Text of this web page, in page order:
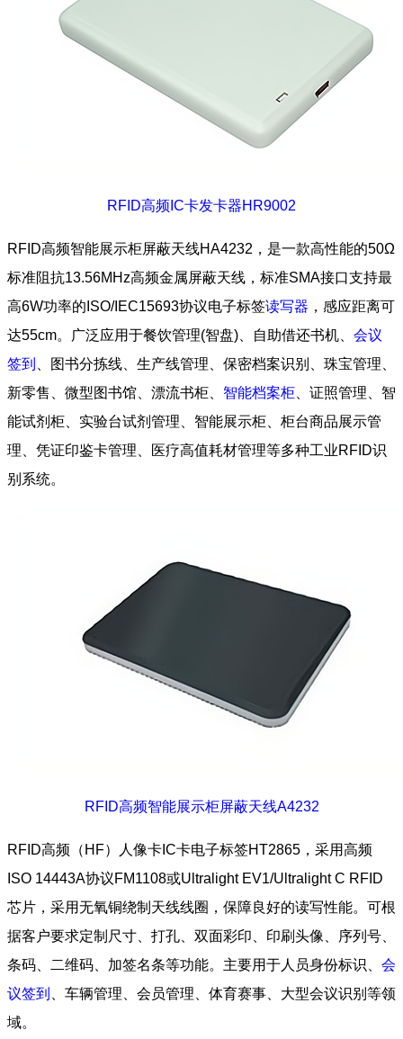
RFID高频IC卡发卡器HR9002
RFID高频智能展示柜屏蔽天线HA4232，是一款高性能的50Ω
标准阻抗13.56MHz高频金属屏蔽天线，标准SMA接口支持最
高6W功率的ISO/IEC15693协议电子标签读写器 ，感应距离可
达55cm。广泛应用于餐饮管理(智盘)、自助借还书机、 会议
签到
、图书分拣线、生产线管理、保密档案识别、珠宝管理、
新零售、微型图书馆、漂流书柜、 智能档案柜 、证照管理、智
能试剂柜、实验台试剂管理、智能展示柜、柜台商品展示管
理、凭证印鉴卡管理、医疗高值耗材管理等多种工业RFID识
别系统。
RFID高频智能展示柜屏蔽天线A4232
RFID高频（HF）人像卡IC卡电子标签HT2865，采用高频
ISO 14443A协议FM1108或Ultralight EV1/Ultralight C RFID
芯片，采用无氧铜绕制天线线圈，保障良好的读写性能。可根
据客户要求定制尺寸、打孔、双面彩印、印刷头像、序列号、
条码、二维码、加签名条等功能。主要用于人员身份标识、 会
议签到
、车辆管理、会员管理、体育赛事、大型会议识别等领
域。